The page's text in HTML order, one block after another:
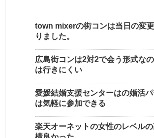
town mixerの街コンは当日の変
りました。
広島街コンは2対2で会う形式な
は行きにくい
愛媛結婚支援センターはの婚活
は気軽に参加できる
楽天オーネットの女性のレベル